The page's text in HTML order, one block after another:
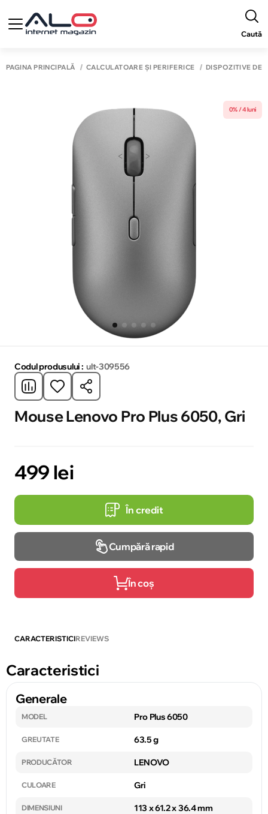
Caută
PAGINA PRINCIPALĂ CALCULATOARE ȘI PERIFERICE DISPOZITIVE DE
0% / 4 luni
Codul produsului : ult-309556
Mouse Lenovo Pro Plus 6050, Gri
499 lei
În credit
Cumpără rapid
În coș
CARACTERISTICIREVIEWS
Caracteristici
Generale
MODEL Pro Plus 6050
GREUTATE 63.5 g
PRODUCĂTOR LENOVO
CULOARE Gri
DIMENSIUNI 113 x 61.2 x 36.4 mm